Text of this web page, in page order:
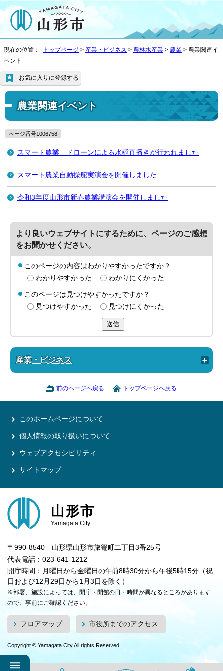
現在の位置： トップページ > 産業・ビジネス > 農林水産業 > 農業 > 農業関連イ
ベント
農業関連イベント
お気に入りに登録する
ページ番号1006758
スマート農業 ドローンによる水稲直播きが行われました
スマート農業自動操舵実演会を開催しました
令和3年度山形市新春農業講演会を開催しました
より良いウェブサイトにするために、ページのご感想
をお聞かせください。
このページの内容はわかりやすかったですか？
わかりやすかった
わかりにくかった
このページは見つけやすかったですか？
見つけやすかった
見つけにくかった
送信
産業・ビジネス
前のページへ戻る トップページへ戻る
このホームページについて
個人情報の取り扱いについて
ウェブアクセシビリティ
サイトマップ
山形市
Yamagata City
〒990-8540 山形県山形市旅篭町二丁目3番25号
代表電話：023-641-1212
開庁時間：月曜日から金曜日の午前8時30分から午後5時15分（祝
日および12月29日から1月3日を除く）
※部署、施設によっては、開庁・開館の日・時間が異なるところがあります
ので、事前にご確認ください。
フロアマップ 市役所までのアクセス
Copyright © Yamagata City All rights Reserved.